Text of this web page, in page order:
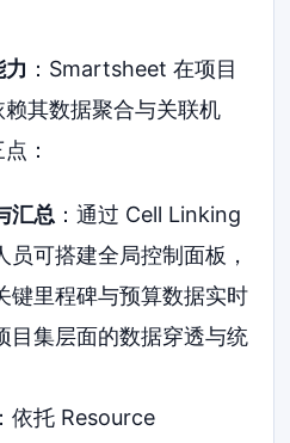
：Smartsheet 在项目
其数据聚合与关联机
：
汇总：通过 Cell Linking
可搭建全局控制面板，
键里程碑与预算数据实时
目集层面的数据穿透与统
依托 Resource